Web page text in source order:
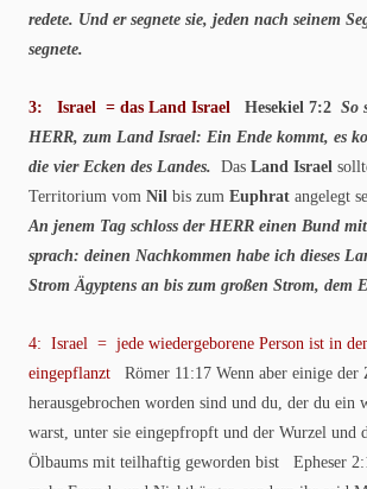
redete. Und er segnete sie, jeden nach seinem
segnete.
3: Israel = das Land Israel Hesekiel 7:2 So
HERR, zum Land Israel: Ein Ende kommt, es
die vier Ecken des Landes. Das Land Israel
Territorium vom Nil bis zum Euphrat angelegt
An jenem Tag schloss der HERR einen Bund
sprach: deinen Nachkommen habe ich dieses
Strom Ägyptens an bis zum großen Strom, dem
4: Israel = jede wiedergeborene Person ist in
eingepflanzt Römer 11:17 Wenn aber einige der
herausgebrochen worden sind und du, der du ein
warst, unter sie eingepfropft und der Wurzel und
Ölbaums mit teilhaftig geworden bist Epheser